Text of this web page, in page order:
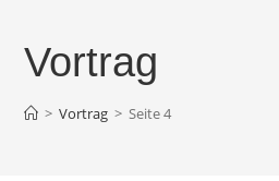
Vortrag
> Vortrag > Seite 4